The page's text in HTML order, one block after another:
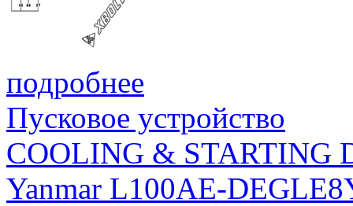
подробнее
Пусковое устройство
COOLING & STARTING
Yanmar L100AE-